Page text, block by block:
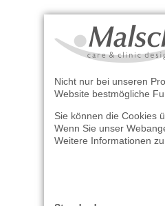
Nicht nur bei unseren
Website bestmögliche
Sie können die Cookies
Wenn Sie unser
Weitere Informationen